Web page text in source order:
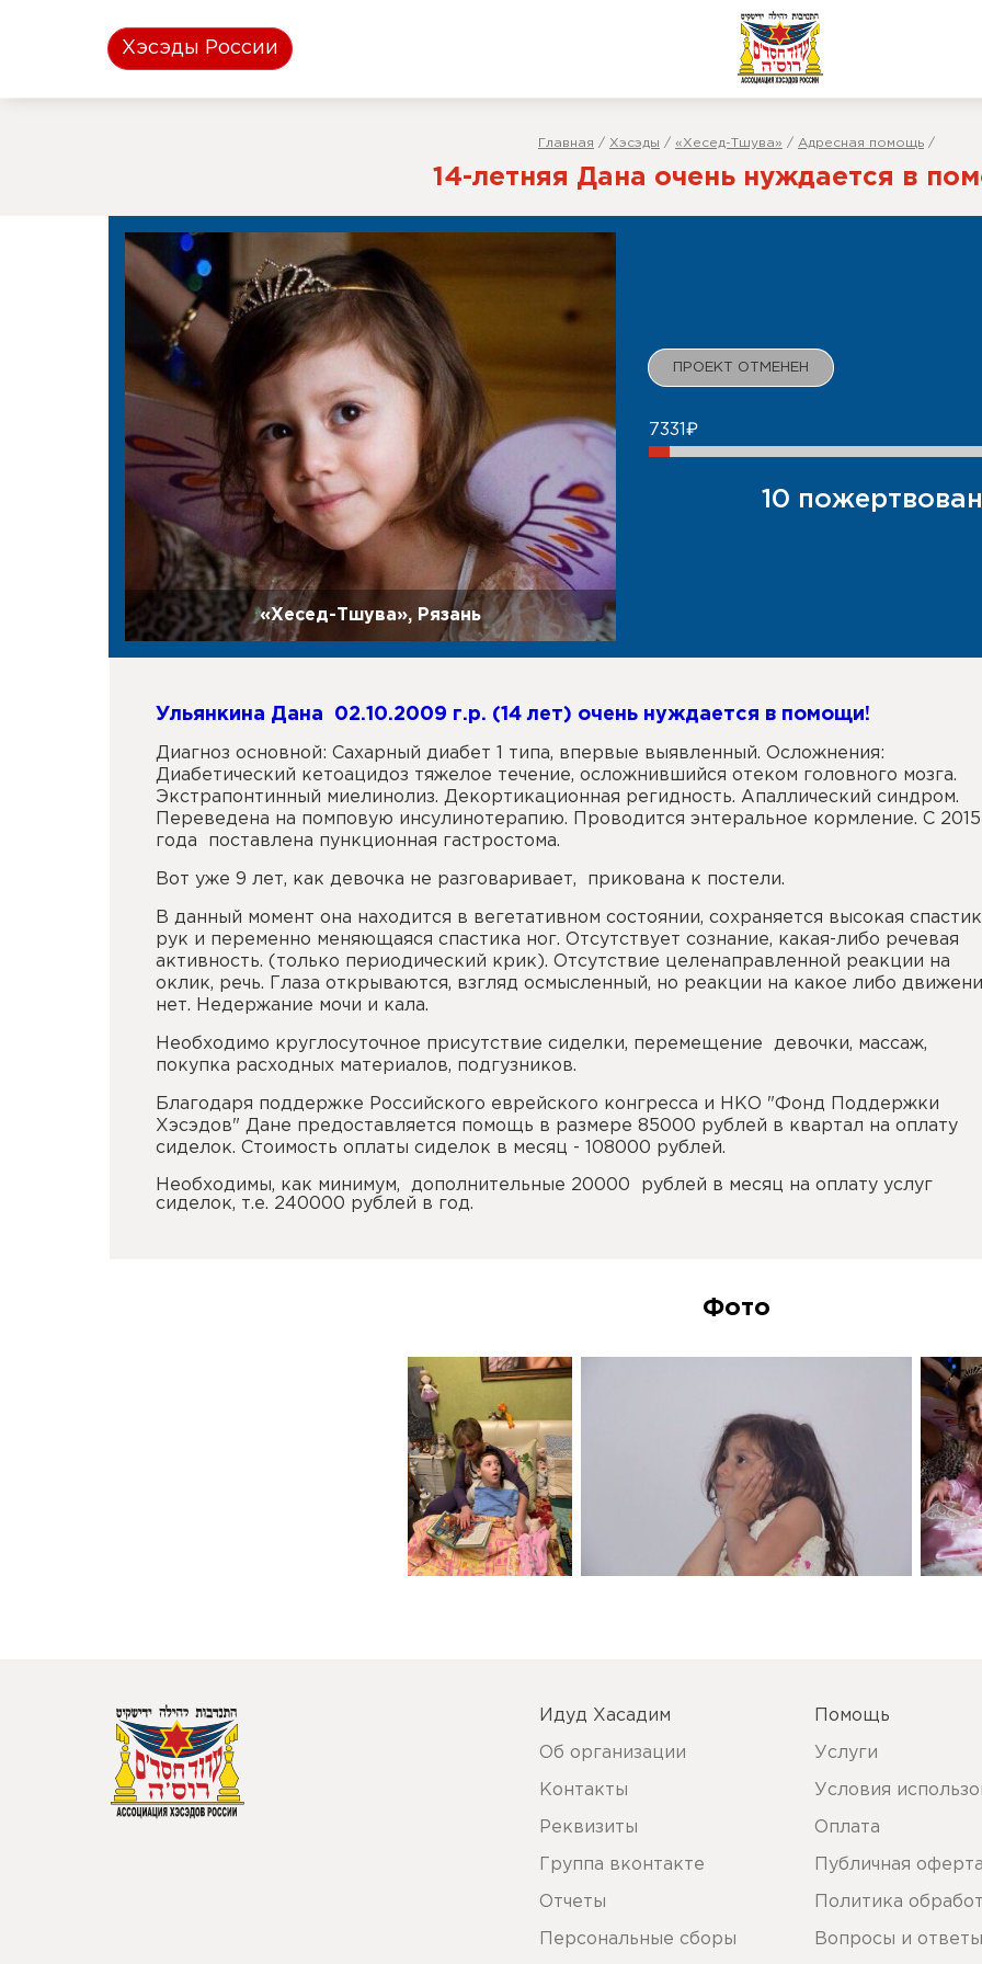
Хэсэды России
Главная / Хэсэды / «Хесед-Тшува» / Адресная помощь /
14-летняя Дана очень нуждается в
«Хесед-Тшува», Рязань
7331₽
10
Ульянкина Дана 02.10.2009 г.р. (14 лет) очень нуждается в помощи!
Диагноз основной: Сахарный диабет 1 типа, впервые выявленный. Осложнения:
Диабетический кетоацидоз тяжелое течение, осложнившийся отеком головного мозга.
Экстрапонтинный миелинолиз. Декортикационная регидность. Апаллический синдром.
Переведена на помповую инсулинотерапию. Проводится энтеральное кормление. С 2015
года поставлена пункционная гастростома.
Вот уже 9 лет, как девочка не разговаривает, прикована к постели.
В данный момент она находится в вегетативном состоянии, сохраняется высокая
рук и переменно меняющаяся спастика ног. Отсутствует сознание, какая-либо речевая
активность. (только периодический крик). Отсутствие целенаправленной реакции на
оклик, речь. Глаза открываются, взгляд осмысленный, но реакции на какое либо
нет. Недержание мочи и кала.
Необходимо круглосуточное присутствие сиделки, перемещение девочки, массаж,
покупка расходных материалов, подгузников.
Благодаря поддержке Российского еврейского конгресса и НКО "Фонд Поддержки
Хэсэдов" Дане предоставляется помощь в размере 85000 рублей в квартал на оплату
сиделок. Стоимость оплаты сиделок в месяц - 108000 рублей.
Необходимы, как минимум, дополнительные 20000 рублей в месяц на оплату услуг
сиделок, т.е. 240000 рублей в год.
Фото
Идуд Хасадим
Об организации
Контакты
Реквизиты
Группа вконтакте
Отчеты
Персональные сборы
Помощь
Услуги
Условия
Оплата
Публичная
Политика
Вопросы и ответы